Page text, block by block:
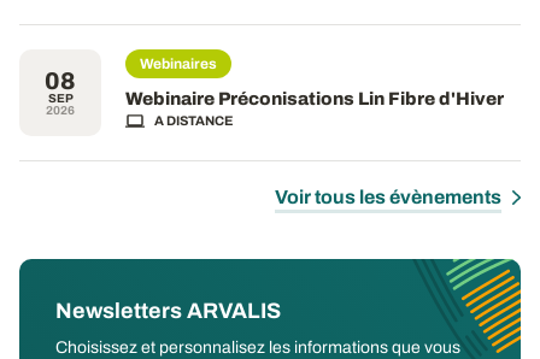
08
SEP
2026
Webinaires
Webinaire Préconisations Lin Fibre d'Hiver
A DISTANCE
Voir tous les évènements
Newsletters ARVALIS
Choisissez et personnalisez les informations que vous